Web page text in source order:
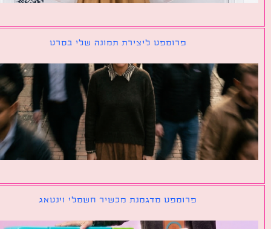
פרומפט ליצירת תמונה שלי בסרט
פרומפט מדגמנת מכשיר חשמלי וינטאג